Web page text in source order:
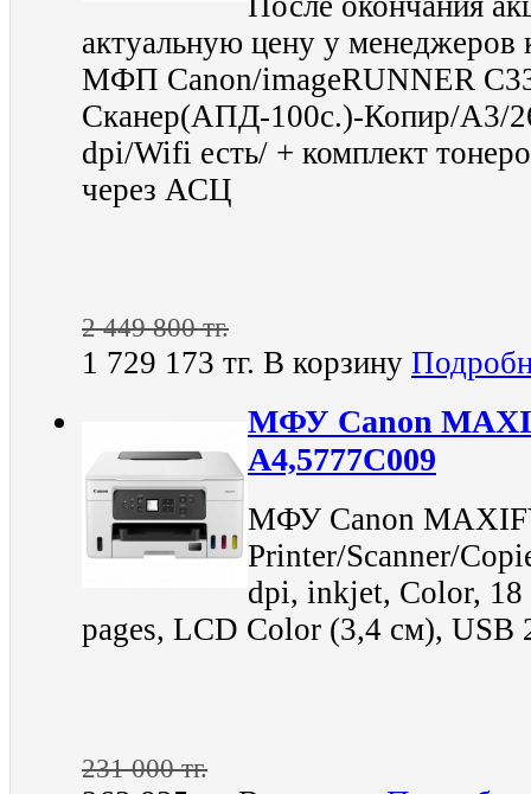
актуальную цену у менеджеров
МФП Canon/imageRUNNER
Сканер(АПД-100с.)-Копир/A3/
dpi/Wifi есть/ + комплект
через АСЦ
2 449 800 тг.
1 729 173 тг. В корзину
МФУ Canon
A4,5777C009
МФУ Canon
Printer/Scanner/
dpi, inkjet, Color,
pages, LCD Color (3,4 см), USB
231 000 тг.